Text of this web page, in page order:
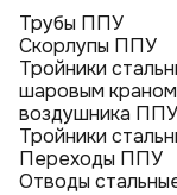
Трубы ППУ
Скорлупы ППУ
Тройники
шаровым краном
воздушника ППУ
Тройники
Переходы ППУ
Отводы